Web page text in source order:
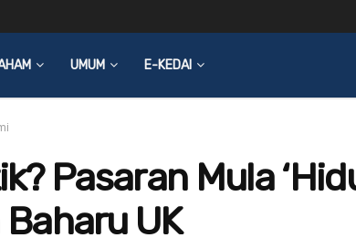
UMUM E-KEDAI
Pasaran Mula
UK